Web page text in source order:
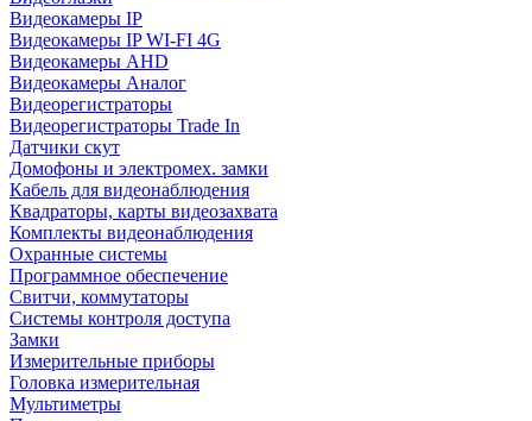
Видеокамеры IP
Видеокамеры IP WI-FI 4G
Видеокамеры AHD
Видеокамеры Аналог
Видеорегистраторы
Видеорегистраторы Trade In
Датчики скут
Домофоны и электромех. замки
Кабель для видеонаблюдения
Квадраторы, карты видеозахвата
Комплекты видеонаблюдения
Охранные системы
Программное обеспечение
Свитчи, коммутаторы
Системы контроля доступа
Замки
Измерительные приборы
Головка измерительная
Мультиметры